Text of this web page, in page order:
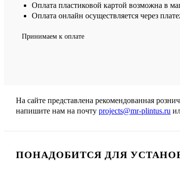
Оплата пластиковой картой возможна в
Оплата онлайн осуществляется через
Принимаем к оплате
На сайте представлена рекомендованная
напишите нам на почту projects@mr-plintus.ru
ПОНАДОБИТСЯ ДЛЯ